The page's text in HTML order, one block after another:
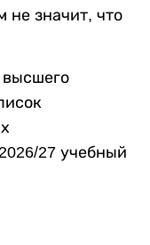
не значит, что
27 учебный